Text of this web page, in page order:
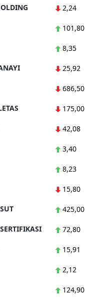
2,24
101,80
8,35
25,92
686,50
175,00
42,08
3,40
8,23
15,80
425,00
72,80
15,91
2,12
124,90